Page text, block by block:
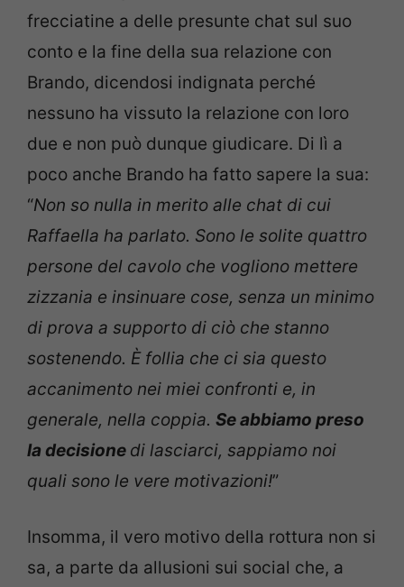
frecciatine a delle presunte chat sul suo
conto e la fine della sua relazione con
Brando, dicendosi indignata perché
nessuno ha vissuto la relazione con loro
due e non può dunque giudicare. Di lì a
poco anche Brando ha fatto sapere la sua:
“Non so nulla in merito alle chat di cui
Raffaella ha parlato. Sono le solite quattro
persone del cavolo che vogliono mettere
zizzania e insinuare cose, senza un minimo
di prova a supporto di ciò che stanno
sostenendo. È follia che ci sia questo
accanimento nei miei confronti e, in
generale, nella coppia. Se abbiamo preso
la decisione di lasciarci, sappiamo noi
quali sono le vere motivazioni!”
Insomma, il vero motivo della rottura non si
sa, a parte da allusioni sui social che, a